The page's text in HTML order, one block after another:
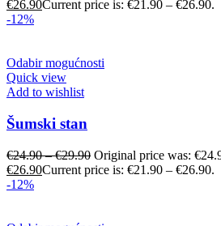
€26.90Current price is: €21.90 – €26.90.
-12%
Odabir mogućnosti
Quick view
Add to wishlist
Šumski stan
€24.90–€29.90 Original price was:
€26.90Current price is: €21.90 – €26.90.
-12%